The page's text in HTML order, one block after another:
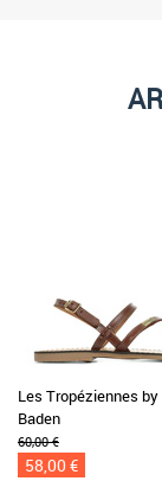
Les Tropéziennes
Baden
60,00 €
58,00 €